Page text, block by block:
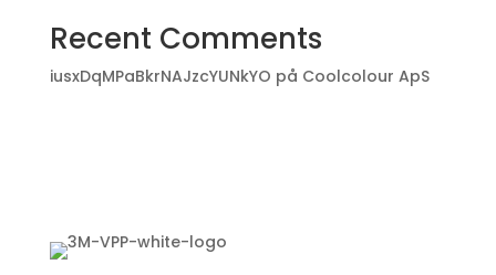
Recent Comments
iusxDqMPaBkrNAJzcYUNkYO på Coolcolour ApS